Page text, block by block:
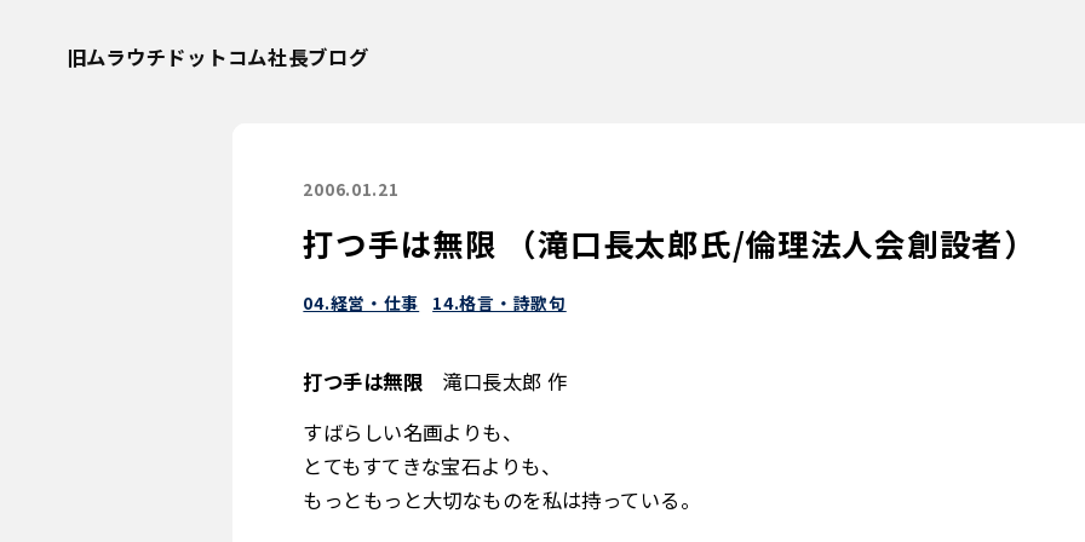
旧ムラウチドットコム社長ブログ
2006.01.21
打つ手は無限 （滝口長太郎氏/倫理法人会創設者）
04.経営・仕事 14.格言・詩歌句
打つ手は無限 滝口長太郎 作
すばらしい名画よりも、
とてもすてきな宝石よりも、
もっともっと大切なものを私は持っている。